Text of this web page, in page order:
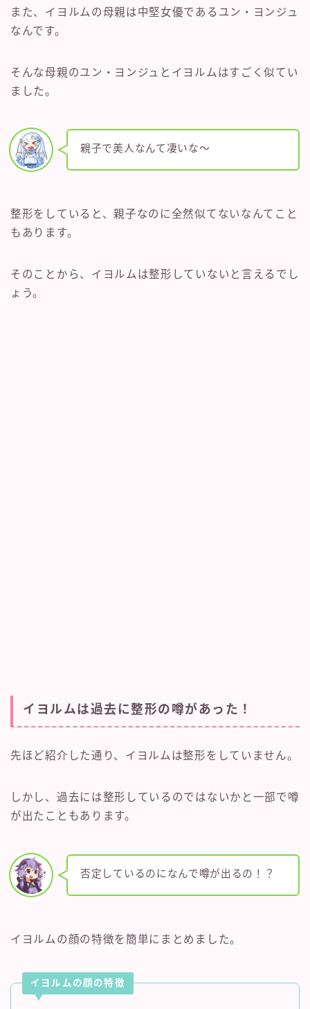
また、イヨルムの母親は中堅女優であるユン・ヨンジュ
なんです。
そんな母親のユン・ヨンジュとイヨルムはすごく似てい
ました。
親子で美人なんて凄いな～
整形をしていると、親子なのに全然似てないなんてこと
もあります。
そのことから、イヨルムは整形していないと言えるでし
ょう。
イヨルムは過去に整形の噂があった！
先ほど紹介した通り、イヨルムは整形をしていません。
しかし、過去には整形しているのではないかと一部で噂
が出たこともあります。
否定しているのになんで噂が出るの！？
イヨルムの顔の特徴を簡単にまとめました。
イヨルムの顔の特徴